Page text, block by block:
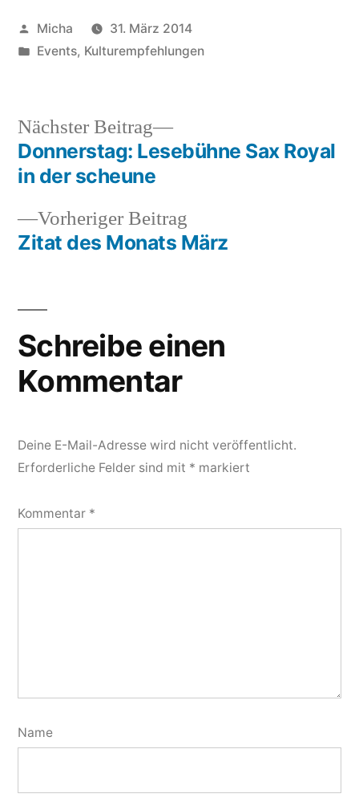
Veröffentlicht
von
Micha
31. März 2014
Veröffentlicht
Events, Kulturempfehlungen
Beitragsnavigation
Vorheriger Beitrag
Beitrag:
Zitat des Monats März
Nächster Beitrag
Nächster
Beitrag:
Donnerstag: Lesebühne Sax Royal
in der scheune
Schreibe einen
Kommentar
Deine E-Mail-Adresse wird nicht veröffentlicht.
Erforderliche Felder sind mit * markiert
Kommentar *
Name